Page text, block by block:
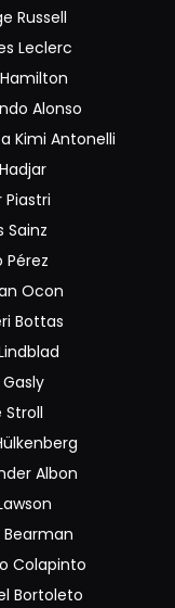
Russell
Leclerc
Alonso
Kimi Antonelli
Piastri
Sainz
Pérez
Ocon
Bottas
Stroll
Albon
Bearman
Colapinto
Bortoleto